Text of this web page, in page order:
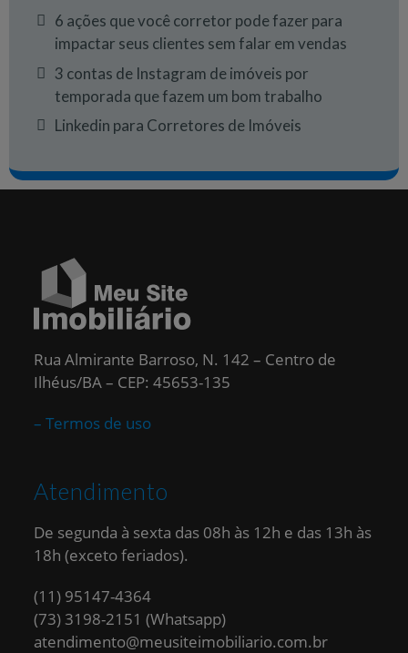
6 ações que você corretor pode fazer para
impactar seus clientes sem falar em vendas
3 contas de Instagram de imóveis por
temporada que fazem um bom trabalho
Linkedin para Corretores de Imóveis
Rua Almirante Barroso, N. 142 – Centro de
Ilhéus/BA – CEP: 45653-135
– Termos de uso
Atendimento
De segunda à sexta das 08h às 12h e das 13h às
18h (exceto feriados).
(11) 95147-4364
(73) 3198-2151 (Whatsapp)
atendimento@meusiteimobiliario.com.br